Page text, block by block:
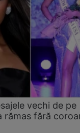
vechi de pe
rămas fără